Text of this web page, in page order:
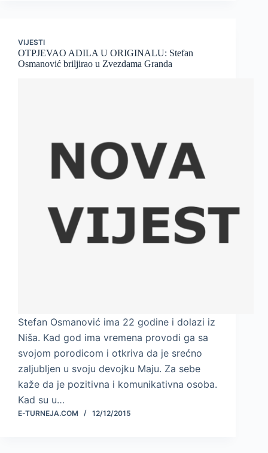
VIJESTI
OTPJEVAO ADILA U ORIGINALU: Stefan
Osmanović briljirao u Zvezdama Granda
Stefan Osmanović ima 22 godine i dolazi iz
Niša. Kad god ima vremena provodi ga sa
svojom porodicom i otkriva da je srećno
zaljubljen u svoju devojku Maju. Za sebe
kaže da je pozitivna i komunikativna osoba.
Kad su u…
E-TURNEJA.COM 12/12/2015